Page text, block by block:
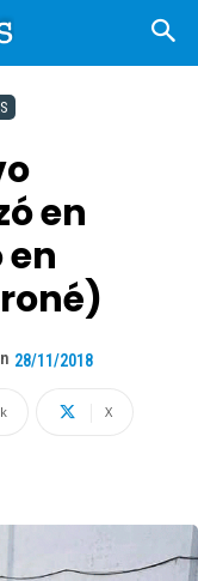
en
28/11/2018
X